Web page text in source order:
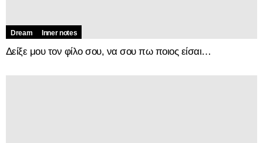
Dream Inner notes
Δείξε μου τον φίλο σου, να σου πω ποιος είσαι…